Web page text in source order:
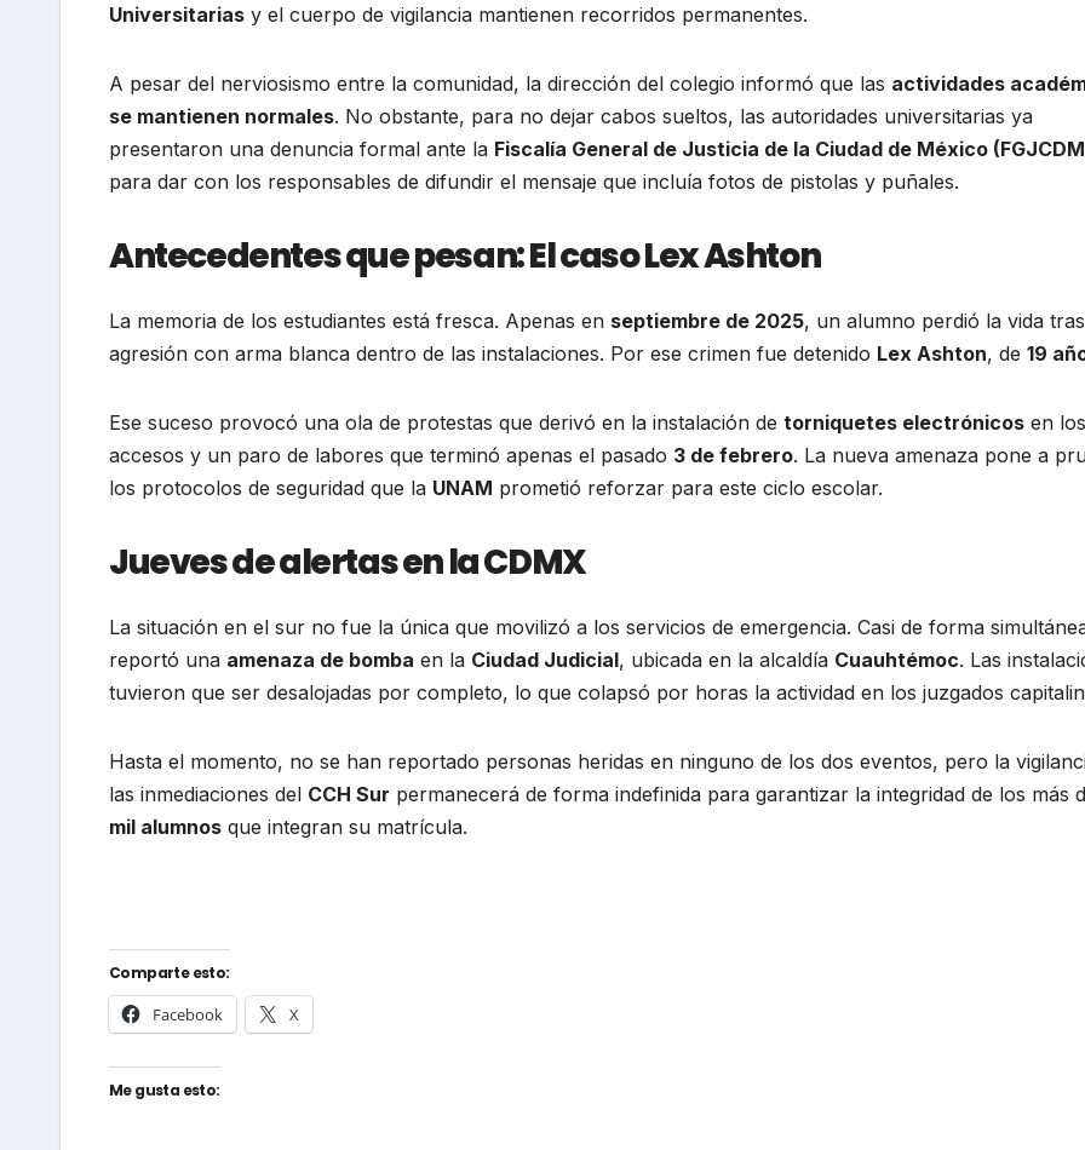
Universitarias y el cuerpo de vigilancia mantienen recorridos permanentes.
A pesar del nerviosismo entre la comunidad, la dirección del colegio informó que las actividades
se mantienen normales. No obstante, para no dejar cabos sueltos, las autoridades universitarias ya
presentaron una denuncia formal ante la Fiscalía General de Justicia de la Ciudad de México
para dar con los responsables de difundir el mensaje que incluía fotos de pistolas y puñales.
Antecedentes que pesan: El caso Lex Ashton
La memoria de los estudiantes está fresca. Apenas en septiembre de 2025, un alumno perdió la vida
agresión con arma blanca dentro de las instalaciones. Por ese crimen fue detenido Lex Ashton, de 19
Ese suceso provocó una ola de protestas que derivó en la instalación de torniquetes electrónicos en los
accesos y un paro de labores que terminó apenas el pasado 3 de febrero. La nueva amenaza pone a
los protocolos de seguridad que la UNAM prometió reforzar para este ciclo escolar.
Jueves de alertas en la CDMX
La situación en el sur no fue la única que movilizó a los servicios de emergencia. Casi de forma
reportó una amenaza de bomba en la Ciudad Judicial, ubicada en la alcaldía Cuauhtémoc. Las
tuvieron que ser desalojadas por completo, lo que colapsó por horas la actividad en los juzgados
Hasta el momento, no se han reportado personas heridas en ninguno de los dos eventos, pero la
las inmediaciones del CCH Sur permanecerá de forma indefinida para garantizar la integridad de los más
mil alumnos que integran su matrícula.
Comparte esto:
Facebook X
Me gusta esto: